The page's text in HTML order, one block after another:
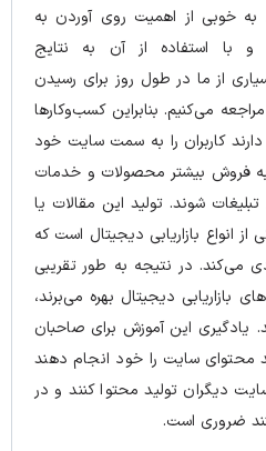
به خوبی از اهمیت روی آوردن به
و با استفاده از آن به نتایج
از ما در طول روز برای رسیدن
می‌کنیم. بنابراین کسب‌وکارها
کاربران را به سمت سایت خود
فروش بیشتر محصولات و خدمات
شوند. تولید این مقالات یا
انواع بازاریابی دیجیتال است که
می‌کند. در نتیجه به طور تقریبی
بازاریابی دیجیتال بهره می‌برند،
یادگیری این آموزش برای صاحبان
محتوای سایت را خود انجام دهند
دیگران تولید محتوا کنند و در
ضروری است.